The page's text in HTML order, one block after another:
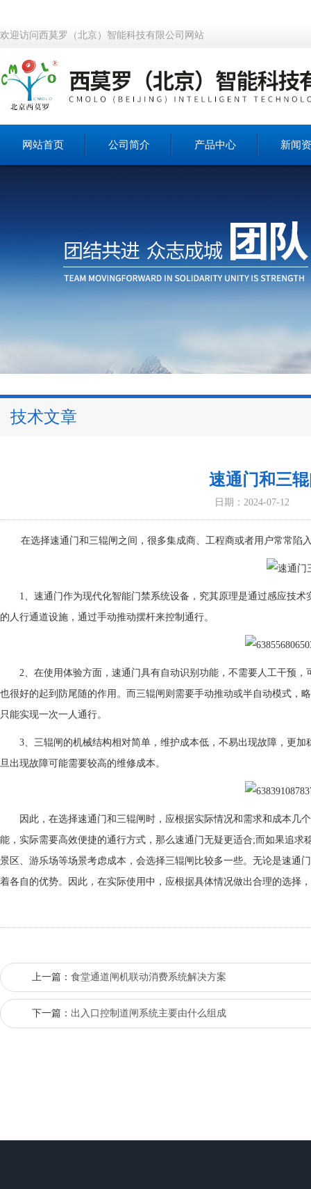
欢迎访问西莫罗（北京）智能科技有限公司网站
网站首页 公司简介 产品中心 新闻
技术文章
速通门和三
日期：2024-07-12
在选择速通门和三辊闸之间，很多集成商、工程商或者用户常常陷
1、速通门作为现代化智能门禁系统设备，究其原理是通过感应技术
的人行通道设施，通过手动推动摆杆来控制通行。
2、在使用体验方面，速通门具有自动识别功能，不需要人工干预，
也很好的起到防尾随的作用。而三辊闸则需要手动推动或半自动模式，
只能实现一次一人通行。
3、三辊闸的机械结构相对简单，维护成本低，不易出现故障，更加
旦出现故障可能需要较高的维修成本。
因此，在选择速通门和三辊闸时，应根据实际情况和需求和成本几
能，实际需要高效便捷的通行方式，那么速通门无疑更适合;而如果追
景区、游乐场等场景考虑成本，会选择三辊闸比较多一些。无论是速通
着各自的优势。因此，在实际使用中，应根据具体情况做出合理的选择
上一篇： 食堂通道闸机联动消费系统解决方案
下一篇： 出入口控制道闸系统主要由什么组成